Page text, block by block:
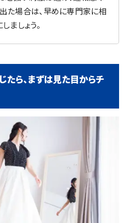
た場合は、早めに専門家に相
ましょう。
たら、まずは見た目からチ